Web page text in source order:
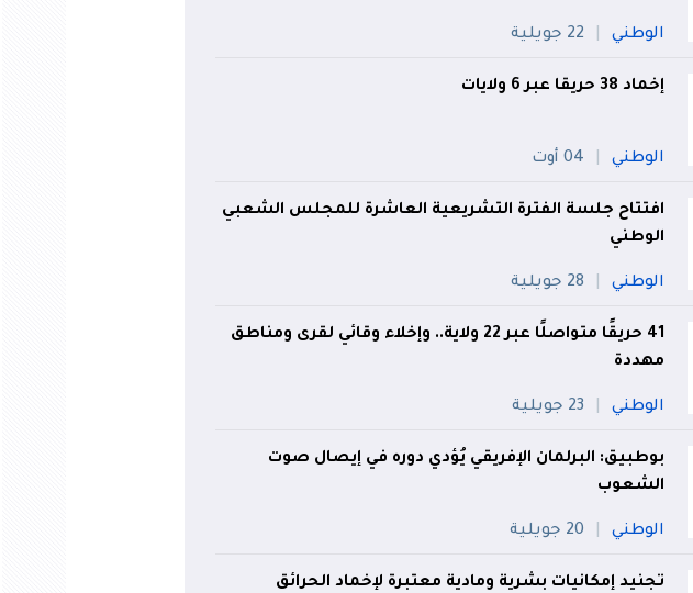
الوطني 22 جويلية
إخماد 38 حريقا عبر 6 ولايات
الوطني 04 أوت
افتتاح جلسة الفترة التشريعية العاشرة للمجلس الشعبي
الوطني
الوطني 28 جويلية
41 حريقًا متواصلًا عبر 22 ولاية.. وإخلاء وقائي لقرى ومناطق
مهددة
الوطني 23 جويلية
بوطبيق: البرلمان الإفريقي يُؤدي دوره في إيصال صوت
الشعوب
الوطني 20 جويلية
تجنيد إمكانيات بشرية ومادية معتبرة لإخماد الحرائق